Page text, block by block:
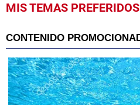
MIS TEMAS PREFERIDOS